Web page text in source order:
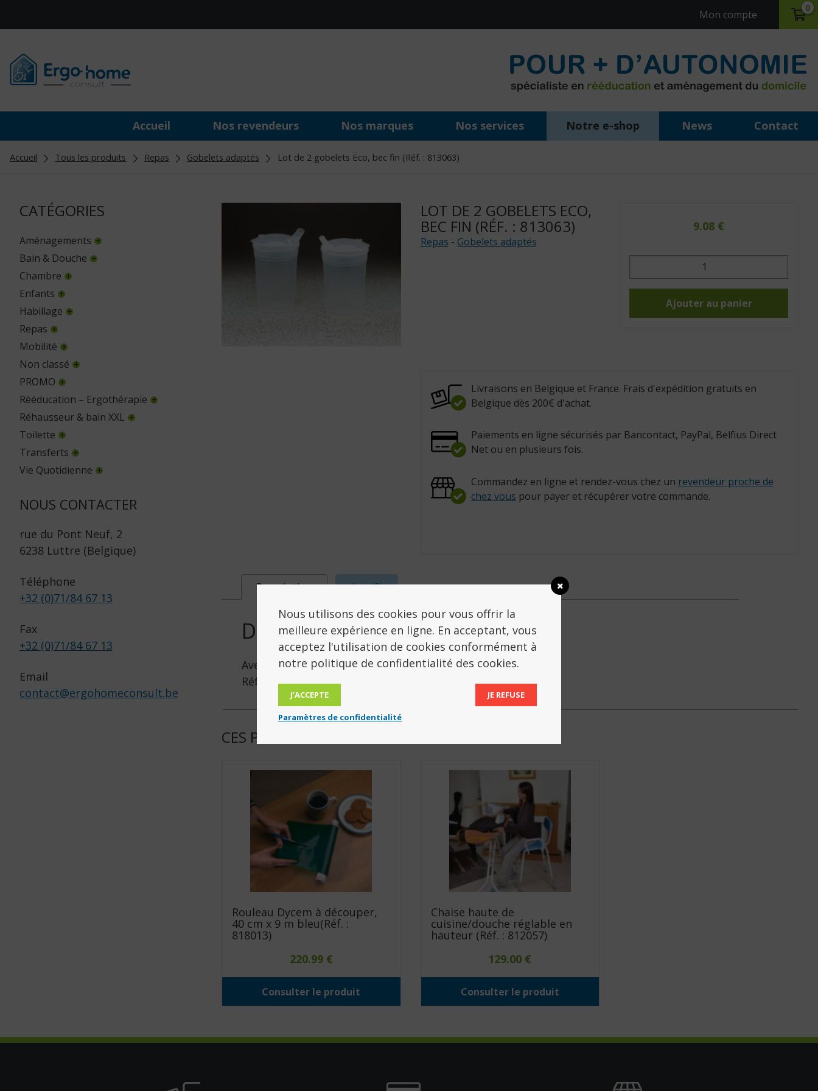
Mon compte
0
Accueil Nos revendeurs Nos marques Nos services Notre e-shop News Contact
Accueil Tous les produits Repas Gobelets adaptés Lot de 2 gobelets Eco, bec fin (Réf. : 813063)
CATÉGORIES
Aménagements
Bain & Douche
Chambre
Enfants
Habillage
Repas
Mobilité
Non classé
PROMO
Rééducation – Ergothérapie
Réhausseur & bain XXL
Toilette
Transferts
Vie Quotidienne
NOUS CONTACTER
rue du Pont Neuf, 2
6238 Luttre (Belgique)
Téléphone
+32 (0)71/84 67 13
Fax
+32 (0)71/84 67 13
Email
contact@ergohomeconsult.be
LOT DE 2 GOBELETS ECO,
BEC FIN (RÉF. : 813063)
Repas - Gobelets adaptés
9.08 €
quantité
2
gobelets
bec
Ajouter au panier
Livraisons en Belgique et France. Frais d'expédition gratuits en
Belgique dès 200€ d'achat.
Paiements en ligne sécurisés par Bancontact, PayPal, Belfius Direct
Net ou en plusieurs fois.
Commandez en ligne et rendez-vous chez un revendeur proche de
chez vous pour payer et récupérer votre commande.
Description Avis (0)
DESCRIPTION
Avec bec fin de 4 mm. 20 cl. Haut 9,5 cm.
Réf. : 813063
CES PRODUITS POURRAIENT VOUS INTÉRESSER
Rouleau Dycem à découper,
40 cm x 9 m bleu(Réf. :
818013)
220.99 €
Consulter le produit
Chaise haute de
cuisine/douche réglable en
hauteur (Réf. : 812057)
129.00 €
Consulter le produit
Nous utilisons des cookies pour vous offrir la
meilleure expérience en ligne. En acceptant, vous
acceptez l'utilisation de cookies conformément à
notre politique de confidentialité des cookies.
J’ACCEPTE JE REFUSE
Paramètres de confidentialité